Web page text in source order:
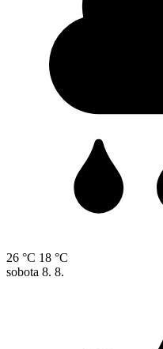
26 °C 18 °C
sobota 8. 8.